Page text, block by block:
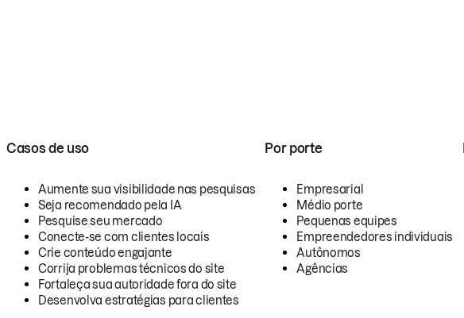
Casos de uso
Aumente sua visibilidade nas pesquisas
Seja recomendado pela IA
Pesquise seu mercado
Conecte-se com clientes locais
Crie conteúdo engajante
Corrija problemas técnicos do site
Fortaleça sua autoridade fora do site
Desenvolva estratégias para clientes
Por porte
Empresarial
Médio porte
Pequenas equipes
Empreendedores individuais
Autônomos
Agências